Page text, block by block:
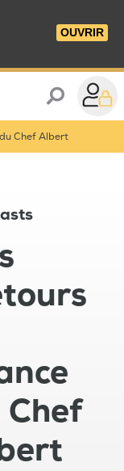
OUVRIR
Chef Albert
Chef